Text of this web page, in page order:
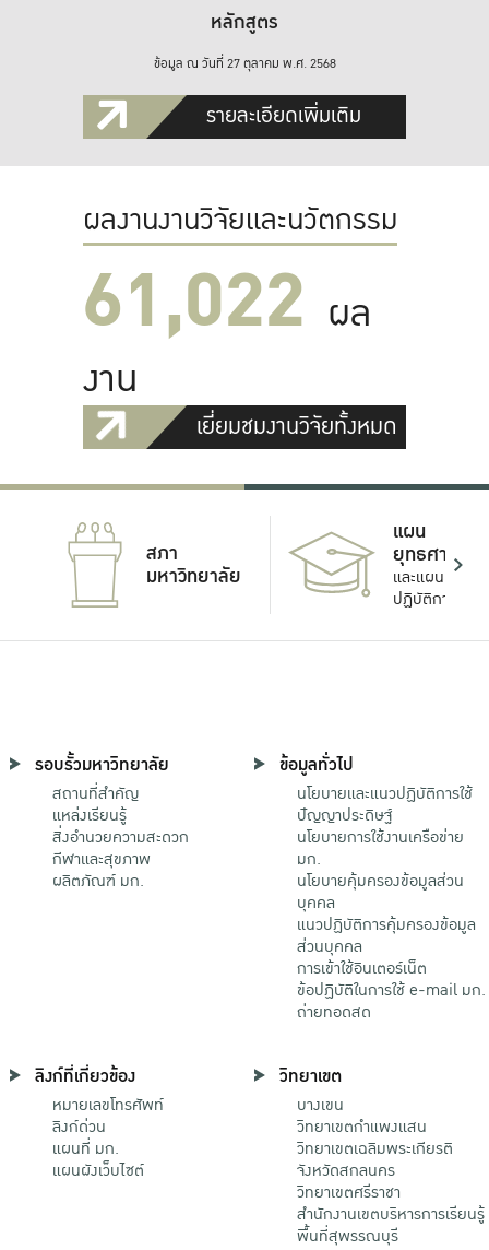
หลักสูตร
ข้อมูล ณ วันที่ 27 ตุลาคม พ.ศ. 2568
รายละเอียดเพิ่มเติม
ผลงานงานวิจัยและนวัตกรรม
61,022 ผล
งาน
เยี่ยมชมงานวิจัยทั้งหมด
สภา
มหาวิทยาลัย
แผน
ยุทธศาสตร์
และแผน
ปฏิบัติการ
รอบรั้วมหาวิทยาลัย
สถานที่สำคัญ
แหล่งเรียนรู้
สิ่งอำนวยความสะดวก
กีฬาและสุขภาพ
ผลิตภัณฑ์ มก.
ข้อมูลทั่วไป
นโยบายและแนวปฏิบัติการใช้
ปัญญาประดิษฐ์
นโยบายการใช้งานเครือข่าย
มก.
นโยบายคุ้มครองข้อมูลส่วน
บุคคล
แนวปฏิบัติการคุ้มครองข้อมูล
ส่วนบุคคล
การเข้าใช้อินเตอร์เน็ต
ข้อปฏิบัติในการใช้ e-mail มก.
ถ่ายทอดสด
ลิงก์ที่เกี่ยวข้อง
หมายเลขโทรศัพท์
ลิงก์ด่วน
แผนที่ มก.
แผนผังเว็บไซต์
วิทยาเขต
บางเขน
วิทยาเขตกําแพงแสน
วิทยาเขตเฉลิมพระเกียรติ
จังหวัดสกลนคร
วิทยาเขตศรีราชา
สำนักงานเขตบริหารการเรียนรู้
พื้นที่สุพรรณบุรี